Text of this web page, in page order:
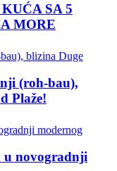
SA 5
MORE
(roh-bau),
Plaže!
u novogradnji